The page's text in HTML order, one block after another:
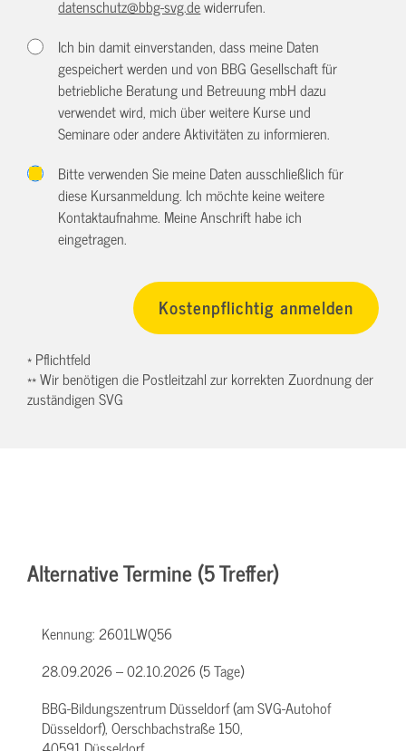
datenschutz@bbg-svg.dewiderrufen.
Ich bin damit einverstanden, dass meine Daten
gespeichert werden und von BBG Gesellschaft für
betriebliche Beratung und Betreuung mbH dazu
verwendet wird, mich über weitere Kurse und
Seminare oder andere Aktivitäten zu informieren.
Bitte verwenden Sie meine Daten ausschließlich für
diese Kursanmeldung. Ich möchte keine weitere
Kontaktaufnahme. Meine Anschrift habe ich
eingetragen.
* Pflichtfeld
** Wir benötigen die Postleitzahl zur korrekten Zuordnung der
zuständigen SVG
Alternative Termine (5 Treffer)
Kennung:2601LWQ56
28.09.2026 – 02.10.2026 (5 Tage)
BBG-Bildungszentrum Düsseldorf (am SVG-Autohof
Düsseldorf), Oerschbachstraße 150,